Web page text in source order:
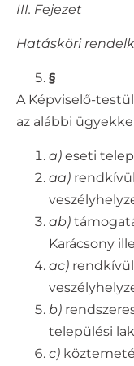
III. Fejezet
Hatásköri
§
A Képviselő-
az alábbi
a) eseti
aa)
ab)
Karácsony
ac)
b)
települési
c)